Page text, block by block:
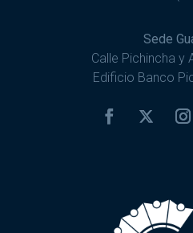
Sede
Calle Pichincha y
Edificio Banco